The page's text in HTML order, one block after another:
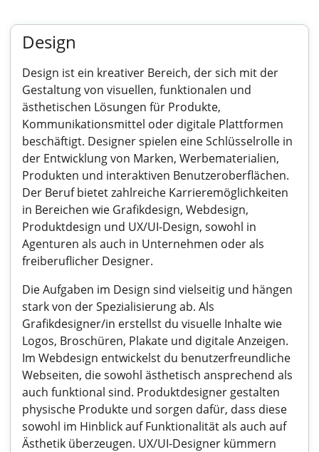
Design
Design ist ein kreativer Bereich, der sich mit der
Gestaltung von visuellen, funktionalen und
ästhetischen Lösungen für Produkte,
Kommunikationsmittel oder digitale Plattformen
beschäftigt. Designer spielen eine Schlüsselrolle in
der Entwicklung von Marken, Werbematerialien,
Produkten und interaktiven Benutzeroberflächen.
Der Beruf bietet zahlreiche Karrieremöglichkeiten
in Bereichen wie Grafikdesign, Webdesign,
Produktdesign und UX/UI-Design, sowohl in
Agenturen als auch in Unternehmen oder als
freiberuflicher Designer.
Die Aufgaben im Design sind vielseitig und hängen
stark von der Spezialisierung ab. Als
Grafikdesigner/in erstellst du visuelle Inhalte wie
Logos, Broschüren, Plakate und digitale Anzeigen.
Im Webdesign entwickelst du benutzerfreundliche
Webseiten, die sowohl ästhetisch ansprechend als
auch funktional sind. Produktdesigner gestalten
physische Produkte und sorgen dafür, dass diese
sowohl im Hinblick auf Funktionalität als auch auf
Ästhetik überzeugen. UX/UI-Designer kümmern